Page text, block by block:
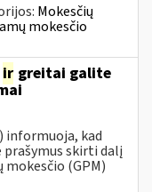
Mokesčių
mokesčio
ir greitai galite
informuoja, kad
skirti dalį
(GPM)